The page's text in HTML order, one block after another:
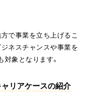
で事業を立ち上げるこ
ネスチャンスや事業を
象となります。
リアケースの紹介